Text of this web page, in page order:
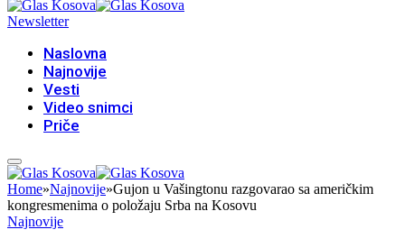
Newsletter
Naslovna
Najnovije
Vesti
Video snimci
Priče
Home»Najnovije»Gujon u Vašingtonu razgovarao sa američkim
kongresmenima o položaju Srba na Kosovu
Najnovije